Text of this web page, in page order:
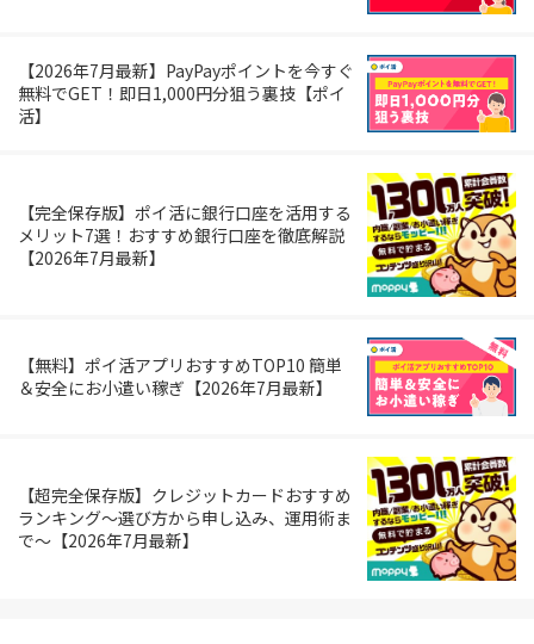
【2026年7月最新】PayPayポイントを今すぐ
無料でGET！即日1,000円分狙う裏技【ポイ
活】
【完全保存版】ポイ活に銀行口座を活用する
メリット7選！おすすめ銀行口座を徹底解説
【2026年7月最新】
【無料】ポイ活アプリおすすめTOP10 簡単
＆安全にお小遣い稼ぎ【2026年7月最新】
【超完全保存版】クレジットカードおすすめ
ランキング～選び方から申し込み、運用術ま
で～【2026年7月最新】